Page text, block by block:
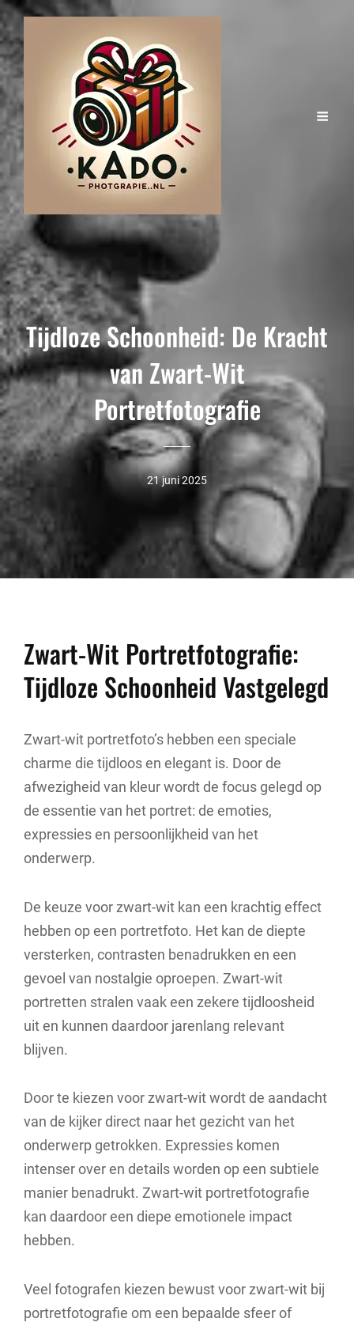
Tijdloze Schoonheid: De Kracht
van Zwart-Wit
Portretfotografie
21 juni 2025
Zwart-Wit Portretfotografie:
Tijdloze Schoonheid Vastgelegd
Zwart-wit portretfoto’s hebben een speciale
charme die tijdloos en elegant is. Door de
afwezigheid van kleur wordt de focus gelegd op
de essentie van het portret: de emoties,
expressies en persoonlijkheid van het
onderwerp.
De keuze voor zwart-wit kan een krachtig effect
hebben op een portretfoto. Het kan de diepte
versterken, contrasten benadrukken en een
gevoel van nostalgie oproepen. Zwart-wit
portretten stralen vaak een zekere tijdloosheid
uit en kunnen daardoor jarenlang relevant
blijven.
Door te kiezen voor zwart-wit wordt de aandacht
van de kijker direct naar het gezicht van het
onderwerp getrokken. Expressies komen
intenser over en details worden op een subtiele
manier benadrukt. Zwart-wit portretfotografie
kan daardoor een diepe emotionele impact
hebben.
Veel fotografen kiezen bewust voor zwart-wit bij
portretfotografie om een bepaalde sfeer of